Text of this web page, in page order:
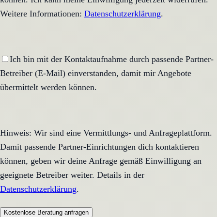
Weitere Informationen: Datenschutzerklärung.
Ich bin mit der Kontaktaufnahme durch passende Partner-
Betreiber (E-Mail) einverstanden, damit mir Angebote
übermittelt werden können.
Hinweis: Wir sind eine Vermittlungs- und Anfrageplattform.
Damit passende Partner-Einrichtungen dich kontaktieren
können, geben wir deine Anfrage gemäß Einwilligung an
geeignete Betreiber weiter. Details in der
Datenschutzerklärung.
Kostenlose Beratung anfragen